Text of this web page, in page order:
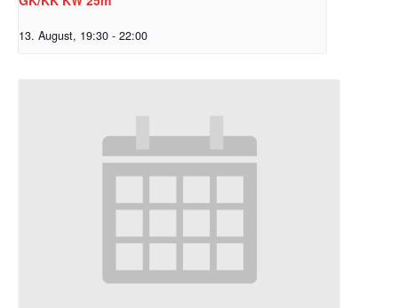
13. August, 19:30 - 22:00